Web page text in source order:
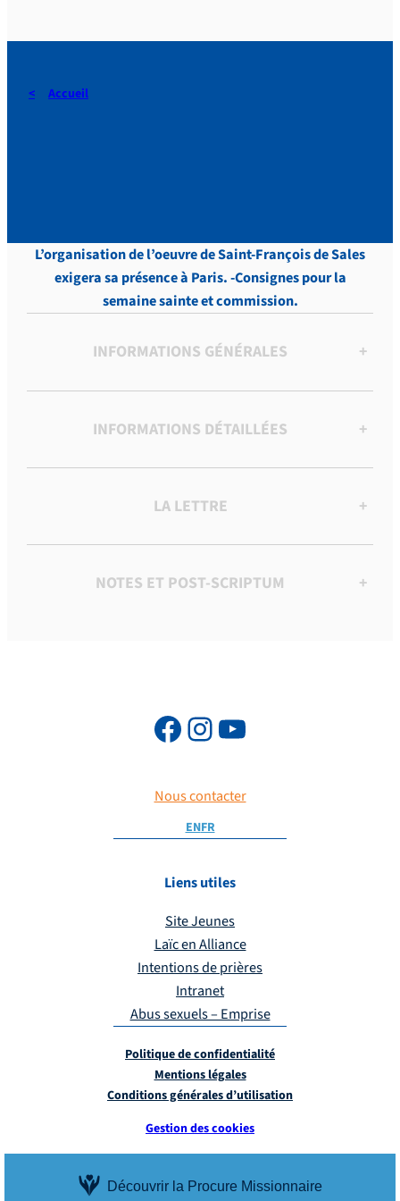
Découvrir la Procure Missionnaire
Accueil
L’organisation de l’oeuvre de Saint-François de Sales
exigera sa présence à Paris. -Consignes pour la
semaine sainte et commission.
INFORMATIONS GÉNÉRALES +
INFORMATIONS DÉTAILLÉES +
LA LETTRE +
NOTES ET POST-SCRIPTUM +
Nous contacter
ENFR
Liens utiles
Site Jeunes
Laïc en Alliance
Intentions de prières
Intranet
Abus sexuels – Emprise
Politique de confidentialité
Mentions légales
Conditions générales d’utilisation
Gestion des cookies